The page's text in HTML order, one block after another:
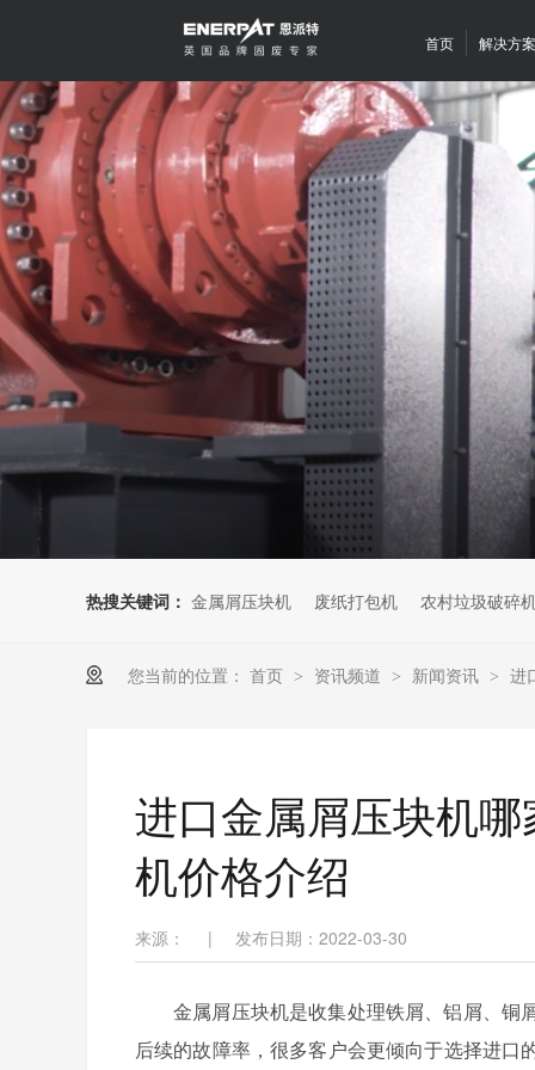
首页 解决方案
热搜关键词： 金属屑压块机 废纸打包机 农村垃圾破碎
您当前的位置： 首页 > 资讯频道 > 新闻资讯 > 进
进口金属屑压块机
机价格介绍
来源： | 发布日期：2022-03-30
金属屑压块机是收集处理铁屑、铝屑、铜
后续的故障率，很多客户会更倾向于选择进口